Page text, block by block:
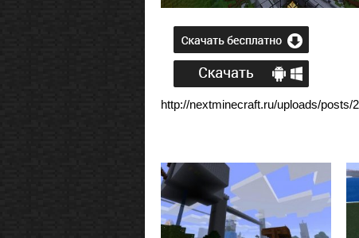
http://nextminecraft.ru/uploads/posts/